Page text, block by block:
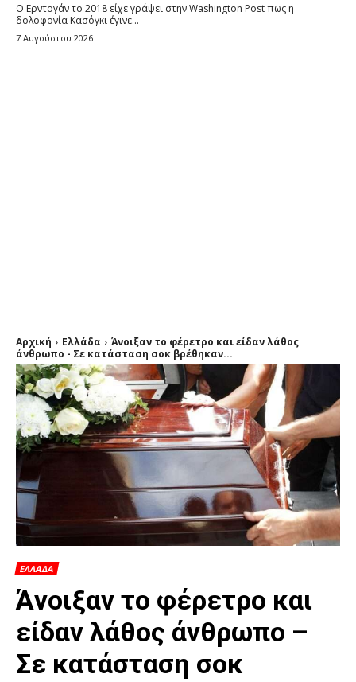
Ο Ερντογάν το 2018 είχε γράψει στην Washington Post πως η
δολοφονία Κασόγκι έγινε...
7 Αυγούστου 2026